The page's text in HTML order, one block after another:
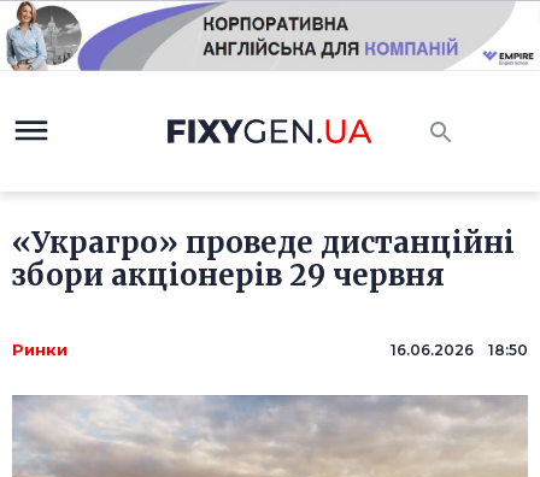
«Украгро» проведе дистанційні
збори акціонерів 29 червня
Ринки 16.06.2026 18:50